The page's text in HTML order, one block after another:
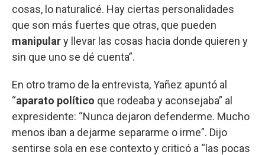
cosas, lo naturalicé. Hay ciertas personalidades
que son más fuertes que otras, que pueden
manipulary llevar las cosas hacia donde quieren y
sin que uno se dé cuenta”.
En otro tramo de la entrevista, Yañez apuntó al
“aparato político que rodeaba y aconsejaba” al
expresidente: “Nunca dejaron defenderme. Mucho
menos iban a dejarme separarme o irme”. Dijo
sentirse sola en ese contexto y criticó a “las pocas